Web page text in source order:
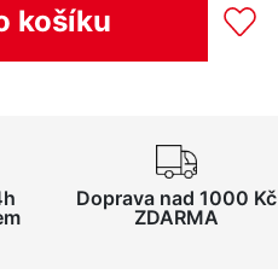
košíku
Doprava nad 1000 Kč
ZDARMA